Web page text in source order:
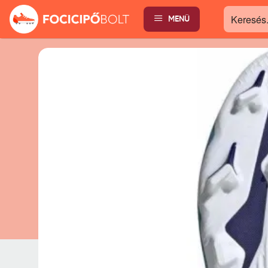
MENÜ Keresés...